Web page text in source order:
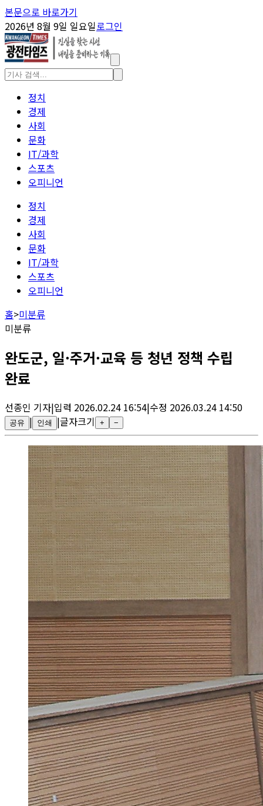
본문으로 바로가기
2026년 8월 9일 일요일로그인
정치
경제
사회
문화
IT/과학
스포츠
오피니언
정치
경제
사회
문화
IT/과학
스포츠
오피니언
홈>미분류
미분류
완도군, 일·주거·교육 등 청년 정책 수립
완료
선종인 기자|입력 2026.02.24 16:54|수정 2026.03.24 14:50
공유 | 인쇄 |글자크기 + −